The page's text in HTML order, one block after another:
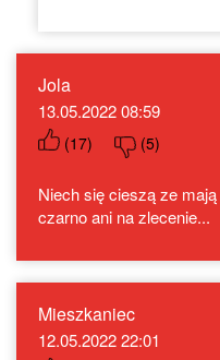
Jola
13.05.2022 08:59
(17) (5)
Niech się cieszą ze
czarno ani na zlecenie...
Mieszkaniec
12.05.2022 22:01